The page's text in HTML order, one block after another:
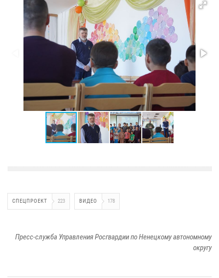
СПЕЦПРОЕКТ 223 ВИДЕО 178
Пресс-служба Управления Росгвардии по Ненецкому автономному
округу